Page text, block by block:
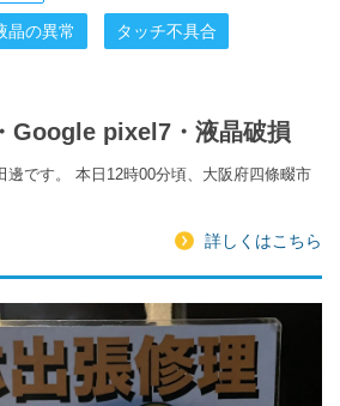
晶の異常 タッチ不具合
Google pixel7・液晶破損
です。 本日12時00分頃、大阪府四條畷市
詳しくはこちら